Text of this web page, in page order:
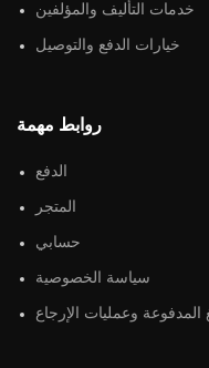
خدمات التأليف والمؤلفين
خيارات الدفع والتوصيل
روابط مهمة
الدفع
المتجر
حسابي
سياسة الخصوصية
المدفوعة وعمليات الإرجاع